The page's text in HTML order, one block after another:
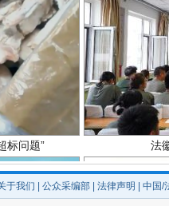
标问题” 法
于我们 公众采编部 法律声明 | 中国